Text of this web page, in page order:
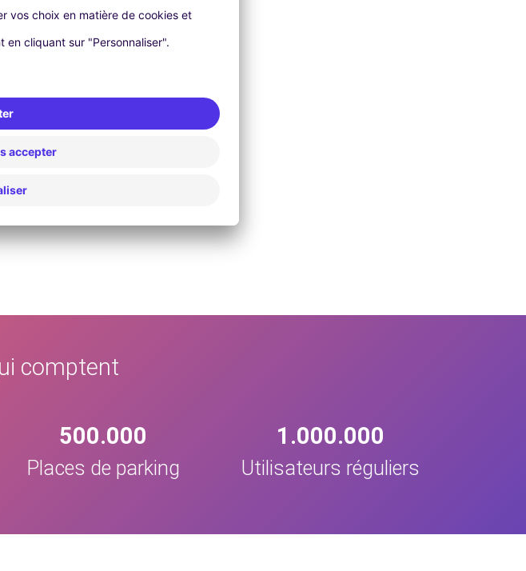
comptent
500.000
Places de parking
1.000.000
Utilisateurs réguliers